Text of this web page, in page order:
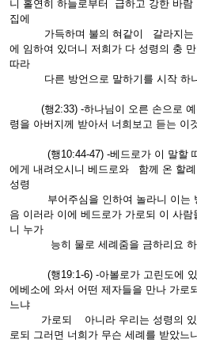
니 홀연히 하늘로부터 급하고 강한 바
집에
가득하며 불의 혀같이 갈라지는 것
에 임하여 있더니 저희가 다 성령의 충
따라
다른 방언으로 말하기를 시작 하
(행2:33) -하나님이 오른 손으로 예
령을 아버지께 받아서 너희보고 듣는 이
(행10:44-47) -베드로가 이 말할 때
에게 내려오시니 베드로와 함께 온 할
성령
부어주심을 인하여 놀라니 이는 방
음 이러라 이에 베드로가 가로되 이 사
니 누가
능히 물로 세례줌을 금하리요 하
(행19:1-6) -아볼로가 고린도에 있
에베소에 와서 어떤 제자들을 만나 가로
느냐
가로되 아니라 우리는 성령의 있음
로되 그러면 너희가 무슨 세례를 받았느